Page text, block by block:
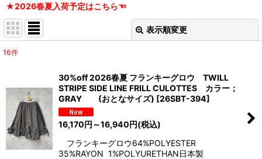
★2026春夏入荷予定はこちら☜
表示順変更
並び順 :
絞り込む
16件
30%off 2026春夏 フランキーグロウ TWILL
STRIPE SIDE LINE FRILL CULOTTES カラー；
GRAY (おとなサイズ) [26SBT-394]
16,170円 ～16,940円(税込)
フランキーグロウ64%POLYESTER
35%RAYON 1%POLYURETHAN日本製